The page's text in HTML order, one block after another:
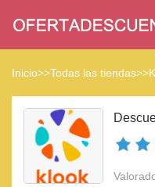
Inicio>>Todas las tiendas>>K